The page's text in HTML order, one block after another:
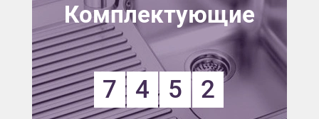
Комплектующие
7 4 5 2